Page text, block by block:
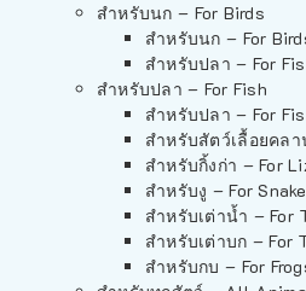
สำหรับนก – For Birds
สำหรับนก – For
สำหรับปลา – For
สำหรับปลา – For Fish
สำหรับปลา – For
สำหรับสัตว์เลื้อยคล
สำหรับกิ้งก่า – For
สำหรับงู – For
สำหรับเต่าน้ำ – For
สำหรับเต่าบก – For
สำหรับกบ – For